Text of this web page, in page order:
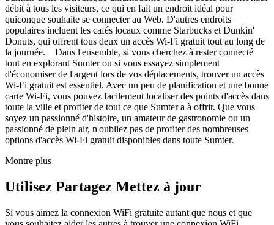
débit à tous les visiteurs, ce qui en fait un endroit idéal pour
quiconque souhaite se connecter au Web. D'autres endroits
populaires incluent les cafés locaux comme Starbucks et Dunkin'
Donuts, qui offrent tous deux un accès Wi-Fi gratuit tout au long de
la journée. Dans l'ensemble, si vous cherchez à rester connecté
tout en explorant Sumter ou si vous essayez simplement
d'économiser de l'argent lors de vos déplacements, trouver un accès
Wi-Fi gratuit est essentiel. Avec un peu de planification et une bonne
carte Wi-Fi, vous pouvez facilement localiser des points d'accès dans
toute la ville et profiter de tout ce que Sumter a à offrir. Que vous
soyez un passionné d'histoire, un amateur de gastronomie ou un
passionné de plein air, n'oubliez pas de profiter des nombreuses
options d'accès Wi-Fi gratuit disponibles dans toute Sumter.
Montre plus
Utilisez Partagez Mettez à jour
Si vous aimez la connexion WiFi gratuite autant que nous et que